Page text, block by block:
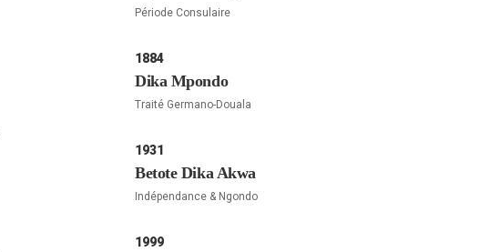
Période Consulaire
1884
Dika Mpondo
Traité Germano-Douala
1931
Betote Dika Akwa
Indépendance & Ngondo
1999